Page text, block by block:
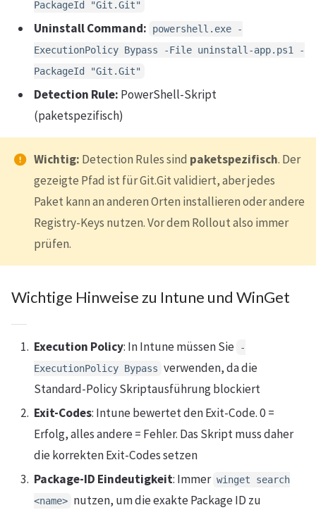
PackageId "Git.Git"
Uninstall Command:
powershell.exe -
ExecutionPolicy Bypass -File uninstall-app.ps1 -
PackageId "Git.Git"
Detection Rule: PowerShell-Skript
(paketspezifisch)
Wichtig: Detection Rules sind paketspezifisch. Der
gezeigte Pfad ist für Git.Git validiert, aber jedes
Paket kann an anderen Orten installieren oder andere
Registry-Keys nutzen. Vor dem Rollout also immer
prüfen.
Wichtige Hinweise zu Intune und WinGet
Execution Policy: In Intune müssen Sie
-
ExecutionPolicy Bypass verwenden, da die
Standard-Policy Skriptausführung blockiert
Exit-Codes: Intune bewertet den Exit-Code. 0 =
Erfolg, alles andere = Fehler. Das Skript muss daher
die korrekten Exit-Codes setzen
Package-ID Eindeutigkeit: Immer winget search
<name> nutzen, um die exakte Package ID zu